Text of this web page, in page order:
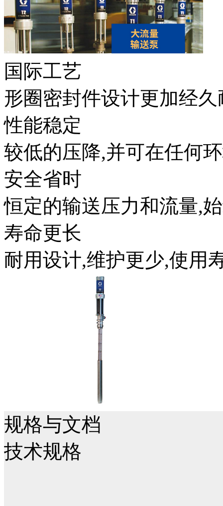
国际工艺
形圈密封件设计更加经
性能稳定
较低的压降,并可在任何
安全省时
恒定的输送压力和流量,
寿命更长
耐用设计,维护更少,使用
规格与文档
技术规格